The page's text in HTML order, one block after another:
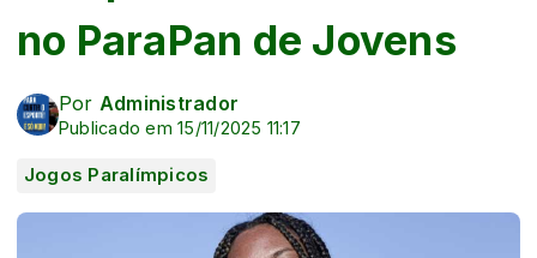
no ParaPan de Jovens
Por Administrador
Publicado em 15/11/2025 11:17
Jogos Paralímpicos